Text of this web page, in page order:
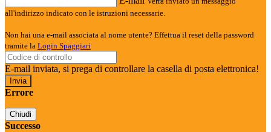
all'indirizzo indicato con le istruzioni necessarie.
Non hai una e-mail associata al nome utente? Effettua il reset della password
tramite la Login Spaggiari
E-mail inviata, si prega di controllare la casella di posta elettronica!
Errore
Chiudi
Successo